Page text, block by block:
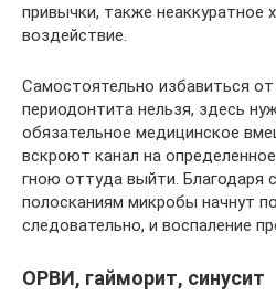
привычки, также неаккуратное
воздействие.
Самостоятельно избавиться
периодонтита нельзя, здесь
обязательное медицинское
вскроют канал на
гною оттуда выйти.
полосканиям микробы начнут
следовательно, и воспаление
ОРВИ, гайморит, синусит